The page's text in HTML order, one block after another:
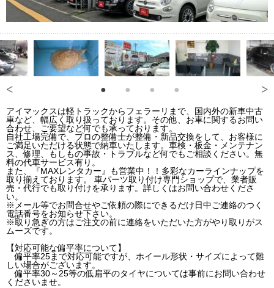
アイマックスは軽トラックからフェラーリまで、国内外の新車中古
車など、幅広く取り扱っております。その他、お車に関するお問い
合わせ、ご要望など何でも承っております。
自社工場完備で、プロの整備士が整備・新品交換をして、お客様に
ご満足いただける状態で納車いたします。車検・板金・メンテナン
ス、修理、もしもの事故・トラブルなど何でもご相談ください。無
料の代車サービス有り。
また、『MAXレンタカー』も営業中！！多彩なカーラインナップを
取り揃えております。 車パーツ取り付け専門ショップで、業者販
売・代行でも取り付けを承ります。詳しくはお問い合わせくださ
い。
※メール等でお問合せやご依頼の際にできるだけ日中ご連絡のつく
電話番号をお知らせ下さい。
※取り急ぎの方はご注文の前に連絡をいただいた方がやり取りがス
ムーズです。
【対応可能な偏平率について】
偏平率25まで対応可能ですが、ホイール形状・サイズによって難
しい場合がございます。
偏平率30～25等の低扁平のタイヤについては事前にお問い合わせ
くださいませ。